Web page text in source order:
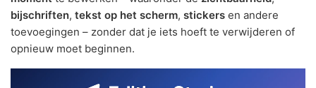
bijschriften, tekst op het scherm, stickers en andere
toevoegingen – zonder dat je iets hoeft te verwijderen of
opnieuw moet beginnen.